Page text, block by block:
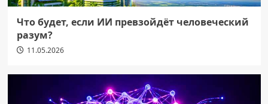
Что будет, если ИИ превзойдёт человеческий
разум?
11.05.2026